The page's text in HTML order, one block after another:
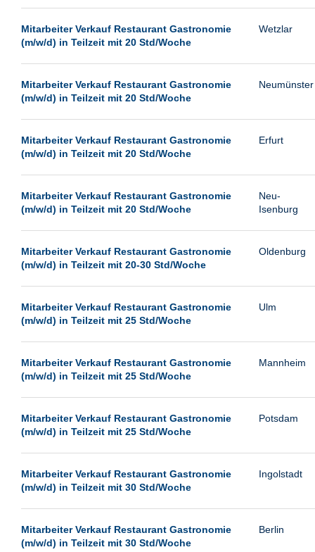
Neu-Isenburg
Neubrandenburg
Neumünster
Paderborn
Passau
Pforzheim
Schwerin
Siegen
Ulm
Weimar
Weiterstadt
Wuppertal
Mitarbeiter Verkauf Restaurant Gastronomie
(m/w/d) in Teilzeit mit 20 Std/Woche
Wetzlar
Mitarbeiter Verkauf Restaurant Gastronomie
(m/w/d) in Teilzeit mit 20 Std/Woche
Neumünster
Mitarbeiter Verkauf Restaurant Gastronomie
(m/w/d) in Teilzeit mit 20 Std/Woche
Erfurt
Mitarbeiter Verkauf Restaurant Gastronomie
(m/w/d) in Teilzeit mit 20 Std/Woche
Neu-
Isenburg
Mitarbeiter Verkauf Restaurant Gastronomie
(m/w/d) in Teilzeit mit 20-30 Std/Woche
Oldenburg
Mitarbeiter Verkauf Restaurant Gastronomie
(m/w/d) in Teilzeit mit 25 Std/Woche
Ulm
Mitarbeiter Verkauf Restaurant Gastronomie
(m/w/d) in Teilzeit mit 25 Std/Woche
Mannheim
Mitarbeiter Verkauf Restaurant Gastronomie
(m/w/d) in Teilzeit mit 25 Std/Woche
Potsdam
Mitarbeiter Verkauf Restaurant Gastronomie
(m/w/d) in Teilzeit mit 30 Std/Woche
Ingolstadt
Mitarbeiter Verkauf Restaurant Gastronomie
(m/w/d) in Teilzeit mit 30 Std/Woche
Berlin